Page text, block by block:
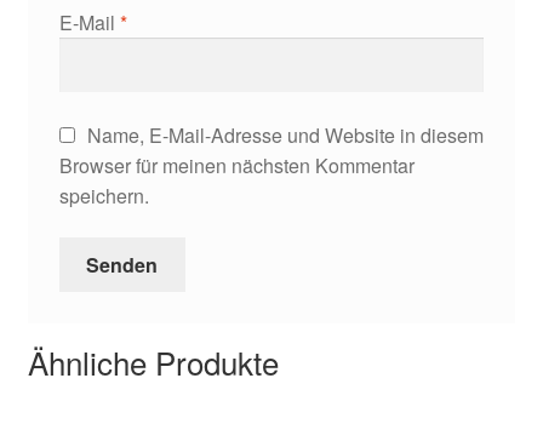
E-Mail *
Name, E-Mail-Adresse und Website in diesem
Browser für meinen nächsten Kommentar
speichern.
Ähnliche Produkte